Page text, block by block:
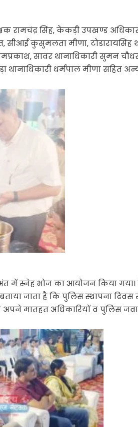
रामचंद्र सिंह, केकड़ी उपखण्ड
सीआई कुसुमलता मीणा, टोडारायसिंह
सावर थानाधिकारी सुमन
थानाधिकारी धर्मपाल मीणा सहित
में स्नेह भोज का आयोजन किया
जाता है कि पुलिस स्थापना
मातहत अधिकारियों व पुलिस